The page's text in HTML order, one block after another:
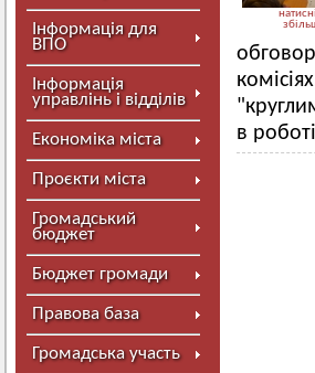
Інформація для
ВПО
Інформація
управлінь і відділів
Економіка міста
Проєкти міста
Громадський
бюджет
Бюджет громади
Правова база
Громадська участь
в